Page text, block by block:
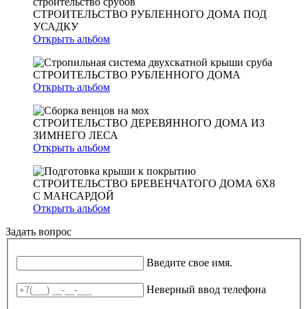
СТРОИТЕЛЬСТВО РУБЛЕННОГО ДОМА ПОД
УСАДКУ
Открыть альбом
СТРОИТЕЛЬСТВО РУБЛЕННОГО ДОМА
Открыть альбом
СТРОИТЕЛЬСТВО ДЕРЕВЯННОГО ДОМА ИЗ
ЗИМНЕГО ЛЕСА
Открыть альбом
СТРОИТЕЛЬСТВО БРЕВЕНЧАТОГО ДОМА 6Х8
С МАНСАРДОЙ
Открыть альбом
Задать вопрос
Введите свое имя.
Неверный ввод телефона